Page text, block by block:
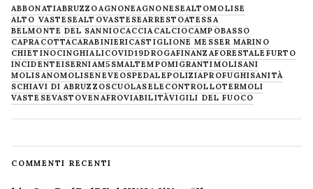
ABBONATIABRUZZOAGNONEAGNONESEALTOMOLISE
ALTO VASTESEALTOVASTESEARRESTOATESSA
BELMONTE DEL SANNIOCACCIACALCIOCAMPOBASSO
CAPRACOTTACARABINIERICASTIGLIONE MESSER MARINO
CHIETINOCINGHIALICOVID19DROGAFINANZAFORESTALE FURTO
INCIDENTEISERNIAM5SMALTEMPOMIGRANTIMOLISANI
MOLISANOMOLISENEVE OSPEDALEPOLIZIAPROFUGHISANITÀ
SCHIAVI DI ABRUZZOSCUOLASELECONTROLLOTERMOLI
VASTESEVASTOVENAFROVIABILITÀVIGILI DEL FUOCO
COMMENTI RECENTI